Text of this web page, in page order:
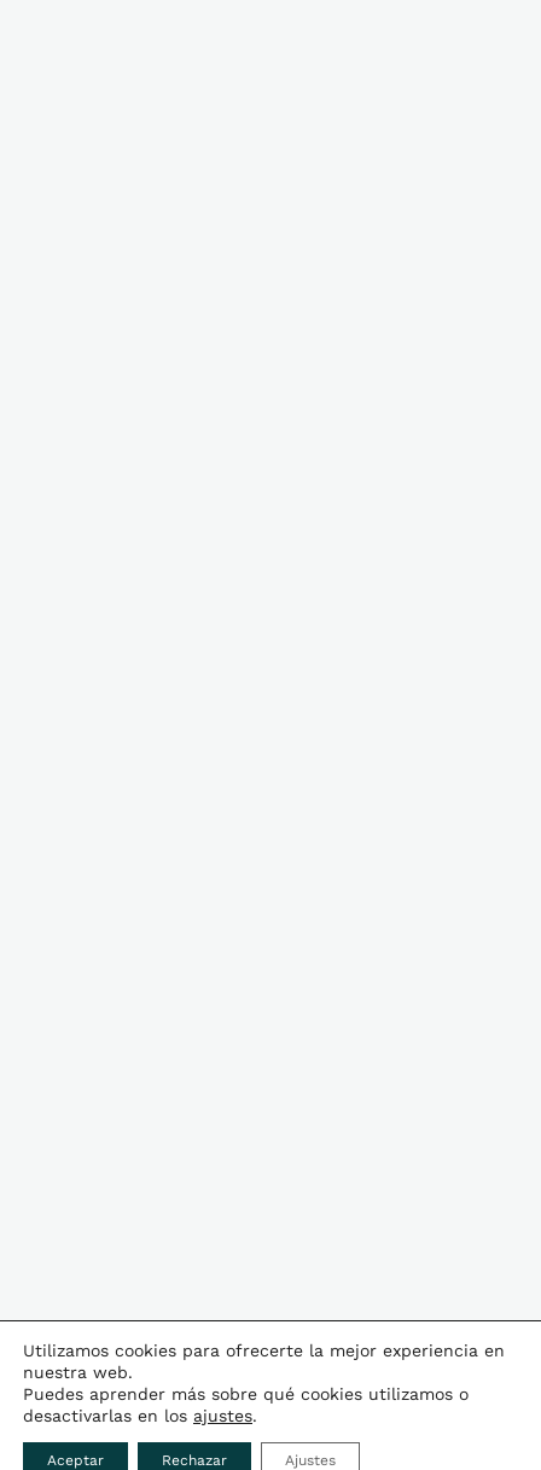
Utilizamos cookies para ofrecerte la mejor experiencia en
nuestra web.
Puedes aprender más sobre qué cookies utilizamos o
desactivarlas en los ajustes.
Aceptar Rechazar Ajustes